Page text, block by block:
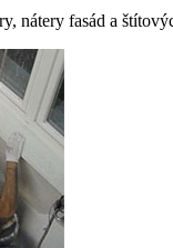
nátery fasád a